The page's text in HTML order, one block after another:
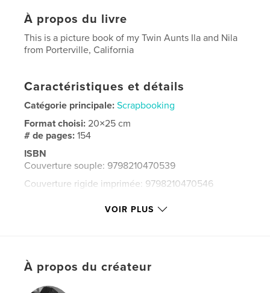
À propos du livre
This is a picture book of my Twin Aunts Ila and Nila
from Porterville, California
Caractéristiques et détails
Catégorie principale: Scrapbooking
Format choisi:20×25 cm
# de pages:154
ISBN
Couverture souple: 9798210470539
Couverture rigide imprimée: 9798210470546
VOIR PLUS
À propos du créateur